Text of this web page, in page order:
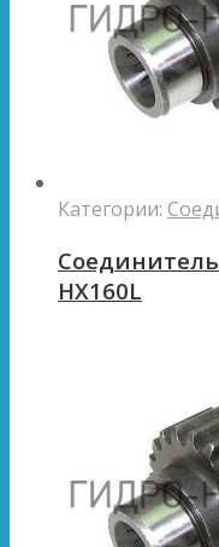
Категории:
HX160L